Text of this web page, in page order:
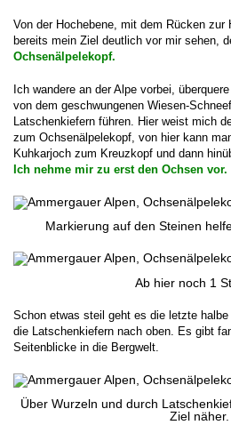
Von der Hochebene, mit dem Rücken zur
bereits mein Ziel deutlich vor mir sehen,
Ochsenälpelekopf.
Ich wandere an der Alpe vorbei,
von dem geschwungenen Wiesen-
Latschenkiefern führen. Hier weist mich
zum Ochsenälpelekopf, von hier kann
Kuhkarjoch zum Kreuzkopf und dann
Ich nehme mir zu erst den Ochsen vor.
Markierung auf den Steinen
Ab hier noch 1
Schon etwas steil geht es die letzte
die Latschenkiefern nach oben. Es gibt
Seitenblicke in die Bergwelt.
Über Wurzeln und durch
Ziel näher.